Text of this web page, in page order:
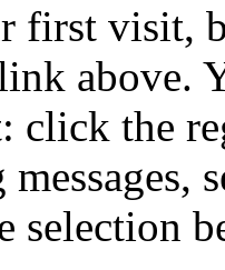
first visit,
above.
click the
selection